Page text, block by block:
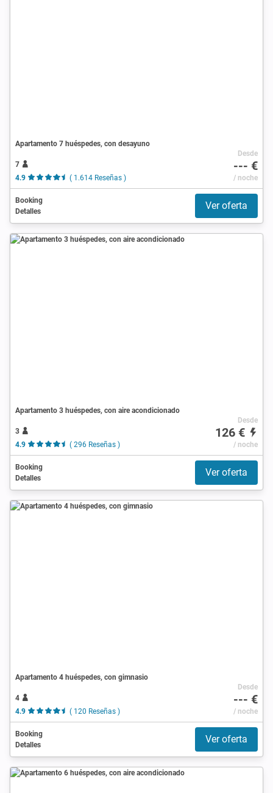
Apartamento 7 huéspedes, con desayuno
7
4.9
( 1.614 Reseñas )
Desde
--- €
/ noche
Booking
Detalles
Ver oferta
Apartamento 3 huéspedes, con aire acondicionado
3
4.9
( 296 Reseñas )
Desde
126 €
/ noche
Booking
Detalles
Ver oferta
Apartamento 4 huéspedes, con gimnasio
4
4.9
( 120 Reseñas )
Desde
--- €
/ noche
Booking
Detalles
Ver oferta